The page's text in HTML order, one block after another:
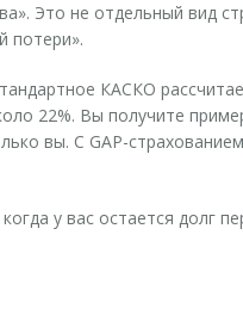
Это не отдельный вид
потери».
КАСКО
22%. Вы получите
вы. С GAP-
у вас остается долг